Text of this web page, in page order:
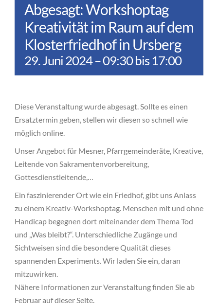
Abgesagt: Workshoptag
Kreativität im Raum auf dem
Klosterfriedhof in Ursberg
29. Juni 2024 – 09:30bis17:00
Diese Veranstaltung wurde abgesagt. Sollte es einen
Ersatztermin geben, stellen wir diesen so schnell wie
möglich online.
Unser Angebot für Mesner, Pfarrgemeinderäte, Kreative,
Leitende von Sakramentenvorbereitung,
Gottesdienstleitende,…
Ein faszinierender Ort wie ein Friedhof, gibt uns Anlass
zu einem Kreativ-Workshoptag. Menschen mit und ohne
Handicap begegnen dort miteinander dem Thema Tod
und „Was bleibt?“. Unterschiedliche Zugänge und
Sichtweisen sind die besondere Qualität dieses
spannenden Experiments. Wir laden Sie ein, daran
mitzuwirken.
Nähere Informationen zur Veranstaltung finden Sie ab
Februar auf dieser Seite.